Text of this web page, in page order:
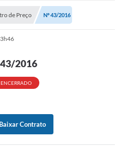
de Preço Nº 43/2016
43/2016
ENCERRADO
Baixar Contrato